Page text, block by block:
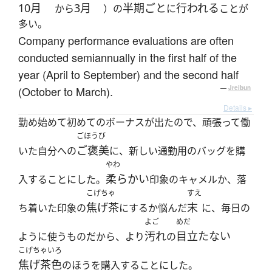
10月 から3月 ）の半期ごとに行われることが
多い。
Company performance evaluations are often
conducted semiannually in the first half of the
year (April to September) and the second half
(October to March).
— Jreibun
Details ▸
勤め始めて初めてのボーナスが出たので、頑張って働
いた自分への
ごほうび
ご褒美に、新しい通勤用のバッグを購
入することにした。
やわ
柔らかい印象のキャメルか、落
ち着いた印象の
こげちゃ
焦げ茶にするか悩んだ
すえ
末 に、毎日の
ように使うものだから、より
よご
汚れの
めだ
目立たない
こげちゃいろ
焦げ茶色のほうを購入することにした。